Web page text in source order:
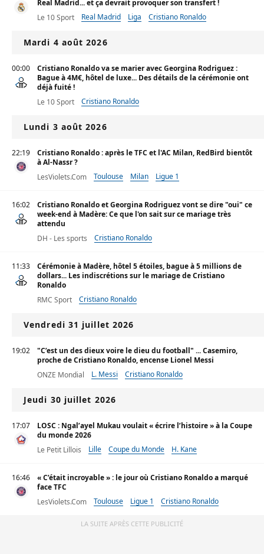
Real Madrid... et ça devrait provoquer son transfert !
Le 10 Sport
Real Madrid Liga Cristiano Ronaldo
Mardi 4 août 2026
00:00
Cristiano Ronaldo va se marier avec Georgina Rodriguez :
Bague à 4M€, hôtel de luxe... Des détails de la cérémonie ont
déjà fuité !
Le 10 Sport
Cristiano Ronaldo
Lundi 3 août 2026
22:19
Cristiano Ronaldo : après le TFC et l'AC Milan, RedBird bientôt
à Al-Nassr ?
LesViolets.Com
Toulouse Milan Ligue 1
16:02
Cristiano Ronaldo et Georgina Rodriguez vont se dire "oui" ce
week-end à Madère: Ce que l'on sait sur ce mariage très
attendu
DH - Les sports
Cristiano Ronaldo
11:33
Cérémonie à Madère, hôtel 5 étoiles, bague à 5 millions de
dollars... Les indiscrétions sur le mariage de Cristiano
Ronaldo
RMC Sport
Cristiano Ronaldo
Vendredi 31 juillet 2026
19:02
"C’est un des dieux voire le dieu du football" ... Casemiro,
proche de Cristiano Ronaldo, encense Lionel Messi
ONZE Mondial
L. Messi Cristiano Ronaldo
Jeudi 30 juillet 2026
17:07
LOSC : Ngal’ayel Mukau voulait « écrire l’histoire » à la Coupe
du monde 2026
Le Petit Lillois
Lille Coupe du Monde H. Kane
16:46
« C’était incroyable » : le jour où Cristiano Ronaldo a marqué
face TFC
LesViolets.Com
Toulouse Ligue 1 Cristiano Ronaldo
LA SUITE APRÈS CETTE PUBLICITÉ